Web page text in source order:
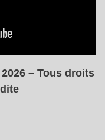
– Tous droits